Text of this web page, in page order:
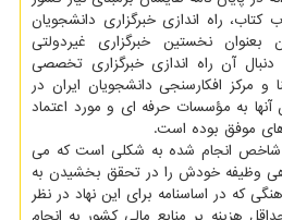
کتاب، راه اندازی خبرگزاری دانشجویان
بعنوان نخستین خبرگزاری غیردولتی
آن راه اندازی خبرگزاری تخصصی
و مرکز افکارسنجی دانشجویان ایران در
تبدیل شدن آنها به مؤسسات حرفه ای و مورد اعتماد
های موفق بوده است.
شاخص انجام شده به شکلی است که می
وظیفه خودش را در تحقق بخشیدن به
که در اساسنامه برای این نهاد در نظر